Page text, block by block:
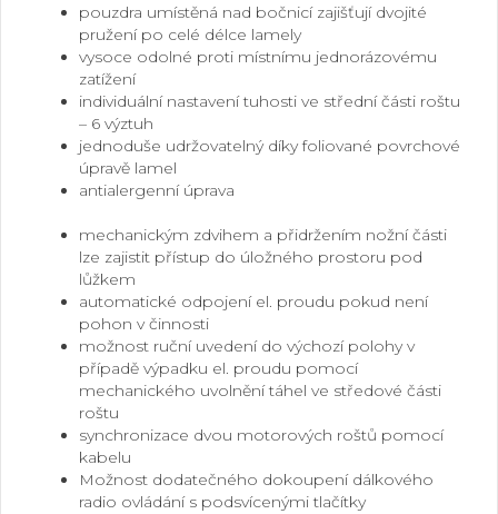
pouzdra umístěná nad bočnicí zajišťují dvojité
pružení po celé délce lamely
vysoce odolné proti místnímu jednorázovému
zatížení
individuální nastavení tuhosti ve střední části roštu
– 6 výztuh
jednoduše udržovatelný díky foliované povrchové
úpravě lamel
antialergenní úprava
mechanickým zdvihem a přidržením nožní části
lze zajistit přístup do úložného prostoru pod
lůžkem
automatické odpojení el. proudu pokud není
pohon v činnosti
možnost ruční uvedení do výchozí polohy v
případě výpadku el. proudu pomocí
mechanického uvolnění táhel ve středové části
roštu
synchronizace dvou motorových roštů pomocí
kabelu
Možnost dodatečného dokoupení dálkového
radio ovládání s podsvícenými tlačítky